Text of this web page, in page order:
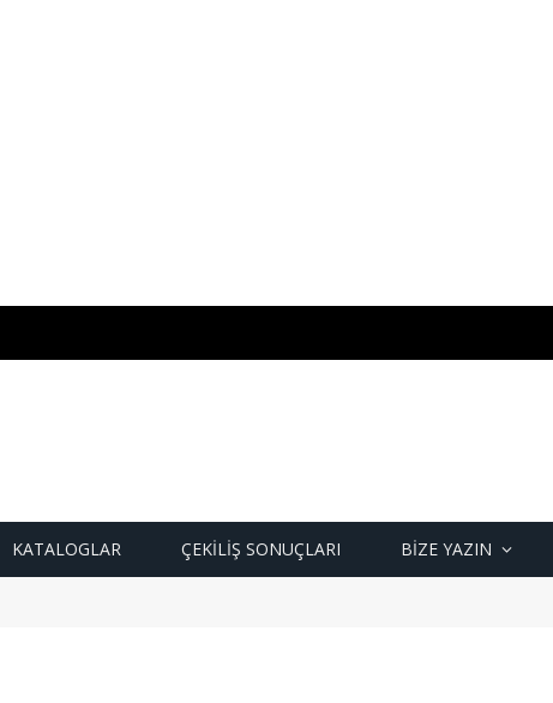
KATALOGLAR ÇEKİLİŞ SONUÇLARI BIZE YAZIN